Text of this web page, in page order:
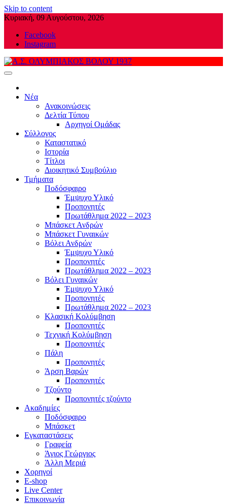
Skip to content
Κυριακή, 09 Αυγούστου, 2026
Facebook
Instagram
Νέα
Ανακοινώσεις
Δελτία Τύπου
Αρχηγοί Ομάδας
Σύλλογος
Καταστατικό
Ιστορία
Τίτλοι
Διοικητικό Συμβούλιο
Τμήματα
Ποδόσφαιρο
Έμψυχο Υλικό
Προπονητές
Πρωτάθλημα 2022 – 2023
Μπάσκετ Ανδρών
Μπάσκετ Γυναικών
Βόλει Ανδρών
Έμψυχο Υλικό
Προπονητές
Πρωτάθλημα 2022 – 2023
Βόλει Γυναικών
Έμψυχο Υλικό
Προπονητές
Πρωτάθλημα 2022 – 2023
Κλασική Κολύμβηση
Προπονητές
Τεχνική Κολύμβηση
Προπονητές
Πάλη
Προπονητές
Άρση Βαρών
Προπονητές
Τζούντο
Προπονητές τζούντο
Ακαδημίες
Ποδόσφαιρο
Μπάσκετ
Εγκαταστάσεις
Γραφεία
Άγιος Γεώργιος
Άλλη Μεριά
Χορηγοί
E-shop
Live Center
Επικοινωνία